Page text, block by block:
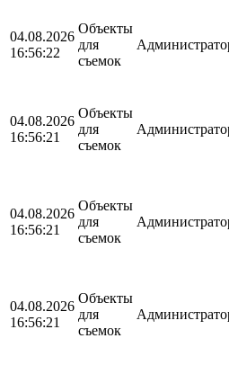
04.08.2026
16:56:22
Объекты
для
съемок
04.08.2026
16:56:21
Объекты
для
съемок
04.08.2026
16:56:21
Объекты
для
съемок
04.08.2026
16:56:21
Объекты
для
съемок